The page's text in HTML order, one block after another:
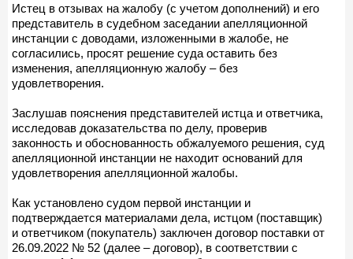
Истец в отзывах на жалобу (с учетом дополнений) и его
представитель в судебном заседании апелляционной
инстанции с доводами, изложенными в жалобе, не
согласились, просят решение суда оставить без
изменения, апелляционную жалобу – без
удовлетворения.
Заслушав пояснения представителей истца и ответчика,
исследовав доказательства по делу, проверив
законность и обоснованность обжалуемого решения, суд
апелляционной инстанции не находит оснований для
удовлетворения апелляционной жалобы.
Как установлено судом первой инстанции и
подтверждается материалами дела, истцом (поставщик)
и ответчиком (покупатель) заключен договор поставки от
26.09.2022 № 52 (далее – договор), в соответствии с